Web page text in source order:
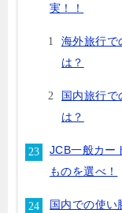
実！！
海外旅行で
は？
国内旅行で
は？
JCB一般カー
ものを選べ！
国内での使い